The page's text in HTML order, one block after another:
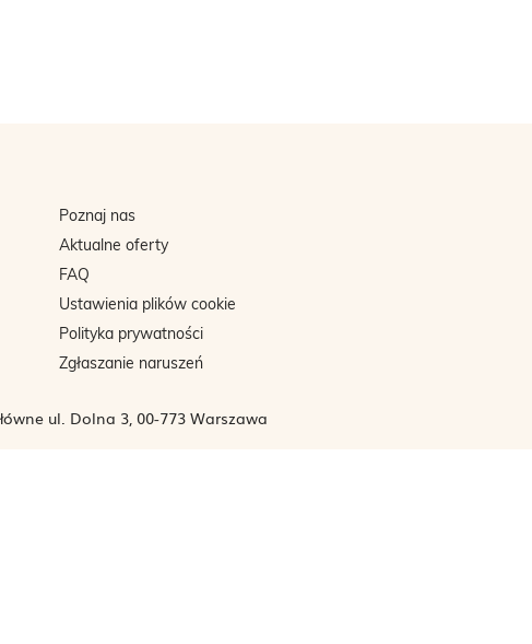
Poznaj nas
Aktualne oferty
FAQ
Ustawienia plików cookie
Polityka prywatności
Zgłaszanie naruszeń
ul. Dolna 3, 00-773 Warszawa